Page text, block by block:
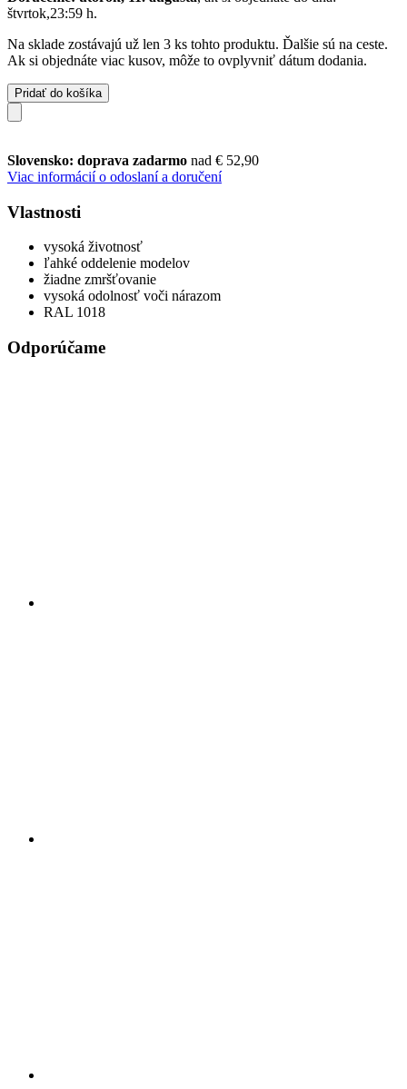
štvrtok,23:59 h.
Na sklade zostávajú už len 3 ks tohto produktu. Ďalšie sú na ceste.
Ak si objednáte viac kusov, môže to ovplyvniť dátum dodania.
Pridať do košíka
Slovensko: doprava zadarmo nad € 52,90
Viac informácií o odoslaní a doručení
Vlastnosti
vysoká životnosť
ľahké oddelenie modelov
žiadne zmršťovanie
vysoká odolnosť voči nárazom
RAL 1018
Odporúčame